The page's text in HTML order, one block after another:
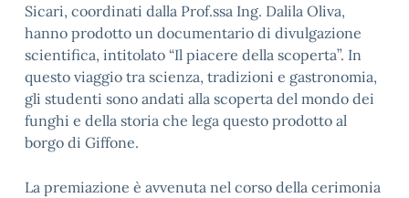
Sicari, coordinati dalla Prof.ssa Ing. Dalila Oliva,
hanno prodotto un documentario di divulgazione
scientifica, intitolato “Il piacere della scoperta”. In
questo viaggio tra scienza, tradizioni e gastronomia,
gli studenti sono andati alla scoperta del mondo dei
funghi e della storia che lega questo prodotto al
borgo di Giffone.
La premiazione è avvenuta nel corso della cerimonia